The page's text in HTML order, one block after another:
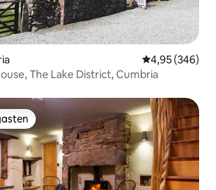
Gemiddelde
4,95 (346)
The Lake District, Cumbria